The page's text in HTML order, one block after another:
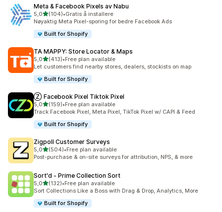
Meta & Facebook Pixels av Nabu
5,0av 5 stjerner
(104)
Totalt 104 omtaler
•Gratis å installere
Nøyaktig Meta Pixel-sporing for bedre Facebook Ads
Built for Shopify
TA MAPPY: Store Locator & Maps
5,0av 5 stjerner
(413)
Totalt 413 omtaler
•Free plan available
Let customers find nearby stores, dealers, stockists on map
Built for Shopify
Ⓩ Facebook Pixel Tiktok Pixel
5,0av 5 stjerner
(159)
Totalt 159 omtaler
•Free plan available
Track Facebook Pixel, Meta Pixel, TikTok Pixel w/ CAPI & Feed
Built for Shopify
Zigpoll Customer Surveys
5,0av 5 stjerner
(504)
Totalt 504 omtaler
•Free plan available
Post-purchase & on-site surveys for attribution, NPS, & more
Sort'd ‑ Prime Collection Sort
5,0av 5 stjerner
(132)
Totalt 132 omtaler
•Free plan available
Sort Collections Like a Boss with Drag & Drop, Analytics, More
Built for Shopify